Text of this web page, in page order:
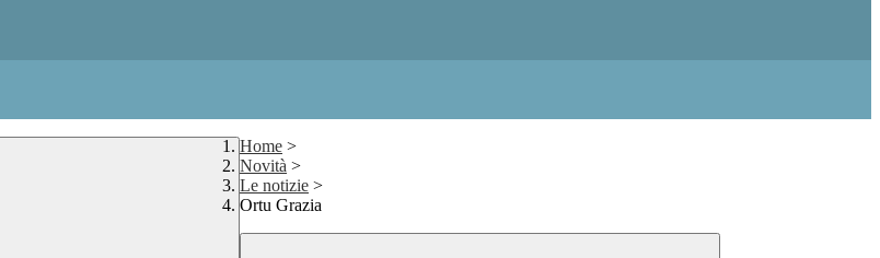
Home >
Novità >
Le notizie >
Ortu Grazia